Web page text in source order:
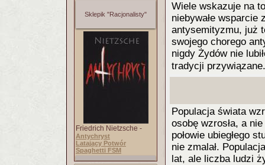
Sklepik "Racjonalisty"
Friedrich Nietzsche -
Antychryst
Latający Potwór
Spaghetti FSM
Wiele wskazuje na
niebywałe wsparcie
antysemityzmu, już
swojego chorego
nigdy Żydów nie
tradycji
Populacja świata
osobę wzrosła, a
połowie ubiegłego
nie zmalał.
lat, ale liczba ludzi